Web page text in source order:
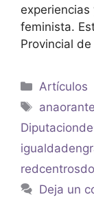
feminista.
Provincial
Artículos
Deja un